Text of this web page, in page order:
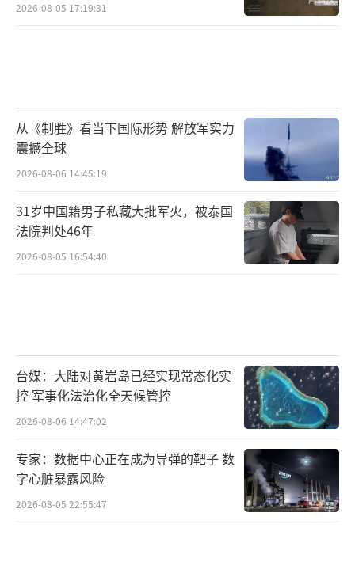
2026-08-05 17:19:31
从《制胜》看当下国际形势 解放军实力
震撼全球
2026-08-06 14:45:19
31岁中国籍男子私藏大批军火，被泰国
法院判处46年
2026-08-05 16:54:40
台媒：大陆对黄岩岛已经实现常态化实
控 军事化法治化全天候管控
2026-08-06 14:47:02
专家：数据中心正在成为导弹的靶子 数
字心脏暴露风险
2026-08-05 22:55:47